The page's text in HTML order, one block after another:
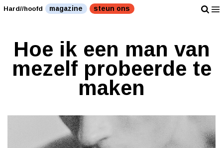
Hard//hoofd magazine steun ons
Hoe ik een man van
mezelf probeerde te
maken